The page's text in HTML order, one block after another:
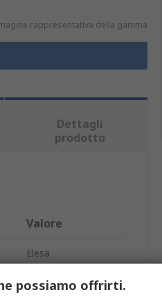
rappresentativa della gamma
Dettagli
prodotto
Valore
Elesa
M8
possiamo offrirti.